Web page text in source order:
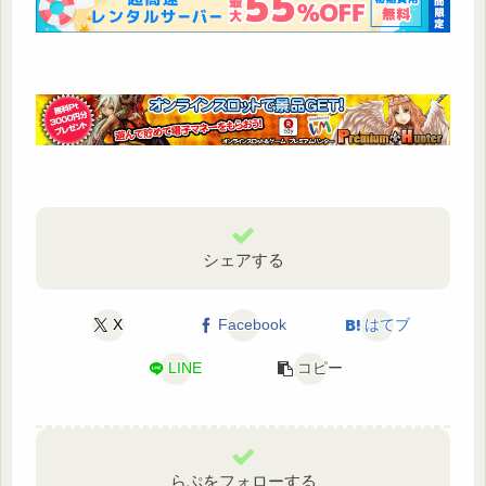
シェアする
X Facebook はてブ
LINE コピー
らぷをフォローする